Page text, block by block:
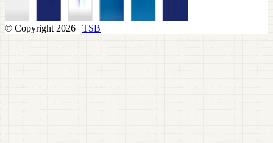
© Copyright 2026 | TSB